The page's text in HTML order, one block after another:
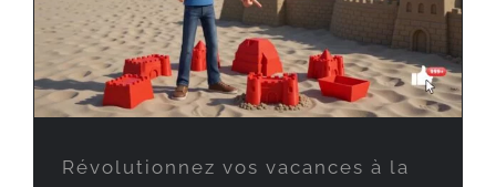
Révolutionnez vos vacances à la